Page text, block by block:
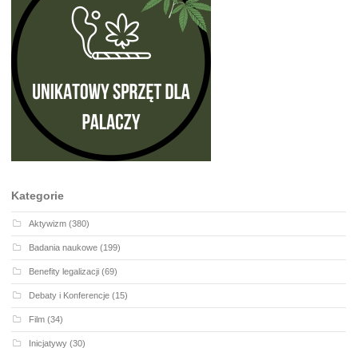
Kategorie
Aktywizm (380)
Badania naukowe (199)
Benefity legalizacji (69)
Debaty i Konferencje (15)
Film (34)
Inicjatywy (30)